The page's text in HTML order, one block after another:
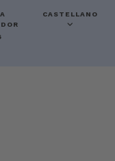
CASTELLANO